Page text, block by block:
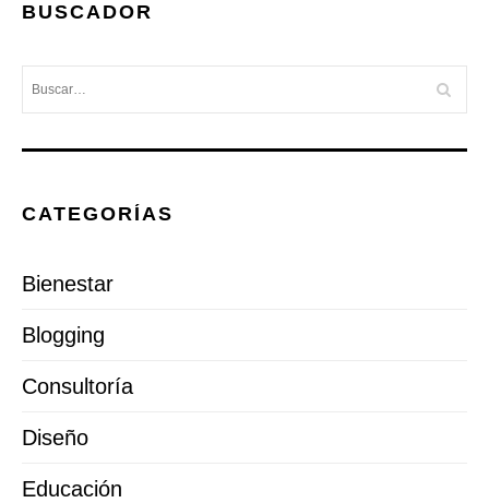
BUSCADOR
CATEGORÍAS
Bienestar
Blogging
Consultoría
Diseño
Educación